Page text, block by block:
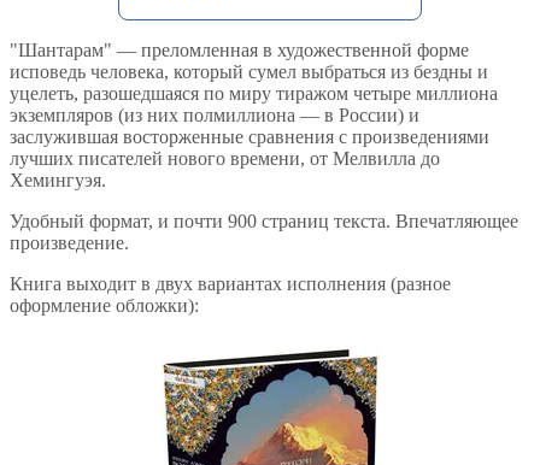
"Шантарам" — преломленная в художественной форме
исповедь человека, который сумел выбраться из бездны и
уцелеть, разошедшаяся по миру тиражом четыре миллиона
экземпляров (из них полмиллиона — в России) и
заслужившая восторженные сравнения с произведениями
лучших писателей нового времени, от Мелвилла до
Хемингуэя.
Удобный формат, и почти 900 страниц текста. Впечатляющее
произведение.
Книга выходит в двух вариантах исполнения (разное
оформление обложки):